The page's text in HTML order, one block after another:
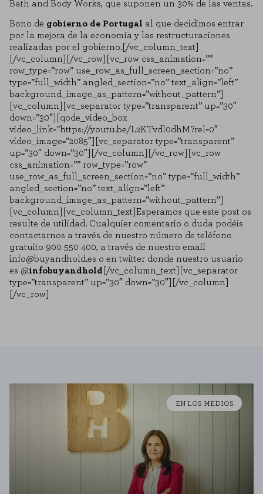
Bath and Body Works, que suponen un 30% de las ventas.
Bono de gobierno de Portugal al que decidimos entrar
por la mejora de la economía y las restructuraciones
realizadas por el gobierno.[/vc_column_text]
[/vc_column][/vc_row][vc_row css_animation=””
row_type=”row” use_row_as_full_screen_section=”no”
type=”full_width” angled_section=”no” text_align=”left”
background_image_as_pattern=”without_pattern”]
[vc_column][vc_separator type=”transparent” up=”30″
down=”30″][qode_video_box
video_link=”https://youtu.be/L2KTvdl0dhM?rel=0″
video_image=”2085″][vc_separator type=”transparent”
up=”30″ down=”30″][/vc_column][/vc_row][vc_row
css_animation=”” row_type=”row”
use_row_as_full_screen_section=”no” type=”full_width”
angled_section=”no” text_align=”left”
background_image_as_pattern=”without_pattern”]
[vc_column][vc_column_text]Esperamos que este post os
resulte de utilidad. Cualquier comentario o duda podéis
contactarnos a través de nuestro número de teléfono
gratuito 900 550 400, a través de nuestro email
info@buyandhold.es o en twitter donde nuestro usuario
es @infobuyandhold [/vc_column_text][vc_separator
type=”transparent” up=”30″ down=”30″][/vc_column]
[/vc_row]
EN LOS MEDIOS
COOKIE SETTINGS
REJECT ALL ENABLE ALL
Necessary Cookies
These cookies are necessary for the website to function and cannot be
disabled on our systems. You can set your browser to block or alert you
to these cookies, but some areas of the site will not function. These
cookies do not store any personally identifiable information.
Performance cookies
These cookies allow us to count visits and traffic sources so that we
can evaluate the performance of our site and improve it. They help us
to know which pages are the most and least visited, and how visitors
navigate the site. All information these cookies collect is aggregated and
therefore anonymous.
SAVE CONFIGURATION